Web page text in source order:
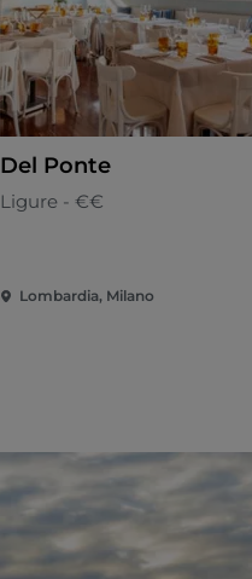
Del Ponte
Ligure - €€
Lombardia, Milano